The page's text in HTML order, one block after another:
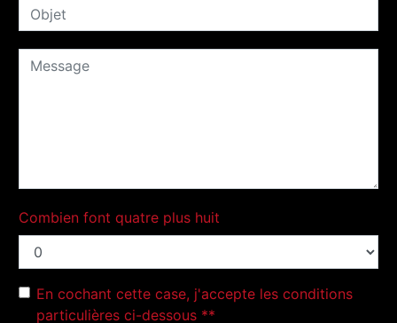
Combien font quatre plus huit
En cochant cette case, j'accepte les conditions
particulières ci-dessous **